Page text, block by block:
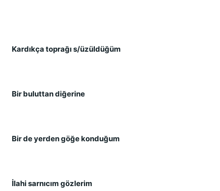
Kardıkça toprağı s/üzüldüğüm
Bir buluttan diğerine
Bir de yerden göğe konduğum
İlahi sarnıcım gözlerim